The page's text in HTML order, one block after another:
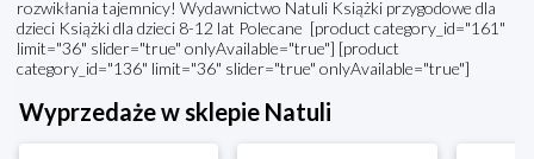
rozwikłania tajemnicy! Wydawnictwo Natuli Książki przygodowe dla
dzieci Książki dla dzieci 8-12 lat Polecane [product category_id="161"
limit="36" slider="true" onlyAvailable="true"] [product
category_id="136" limit="36" slider="true" onlyAvailable="true"]
Wyprzedaże w sklepie Natuli